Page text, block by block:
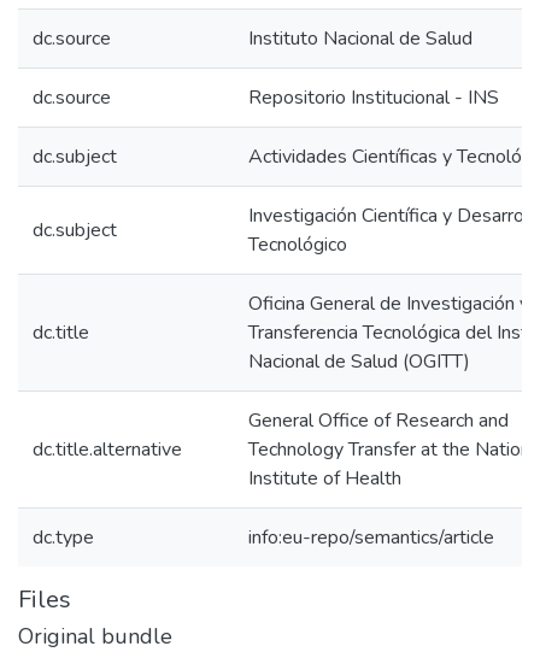
dc.source Instituto Nacional de Salud
dc.source Repositorio Institucional - INS
dc.subject Actividades Científicas y
dc.subject
Investigación Científica y
Tecnológico
dc.title
Oficina General de Investigación y
Transferencia Tecnológica del
Nacional de Salud (OGITT)
dc.title.alternative
General Office of Research and
Technology Transfer at the
Institute of Health
dc.type info:eu-repo/semantics/article
Files
Original bundle